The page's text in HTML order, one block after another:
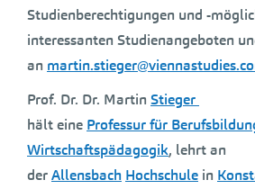
Studienberechtigungen und -
interessanten Studienangeboten
an
Prof. Dr. Dr. Martin Stieger
hält eine Professur für
Wirtschaftspädagogik, lehrt an
derAllensbach Hochschule in